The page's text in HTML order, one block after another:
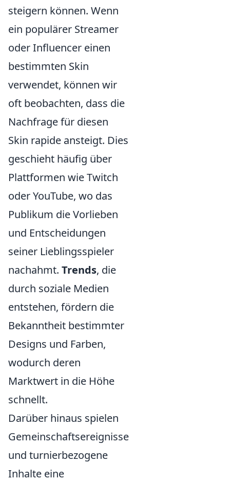
steigern können. Wenn
ein populärer Streamer
oder Influencer einen
bestimmten Skin
verwendet, können wir
oft beobachten, dass die
Nachfrage für diesen
Skin rapide ansteigt. Dies
geschieht häufig über
Plattformen wie Twitch
oder YouTube, wo das
Publikum die Vorlieben
und Entscheidungen
seiner Lieblingsspieler
nachahmt. Trends, die
durch soziale Medien
entstehen, fördern die
Bekanntheit bestimmter
Designs und Farben,
wodurch deren
Marktwert in die Höhe
schnellt.
Darüber hinaus spielen
Gemeinschaftsereignisse
und turnierbezogene
Inhalte eine